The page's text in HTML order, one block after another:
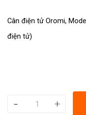
Cân điện tử Oromi,
điện tử)
- +